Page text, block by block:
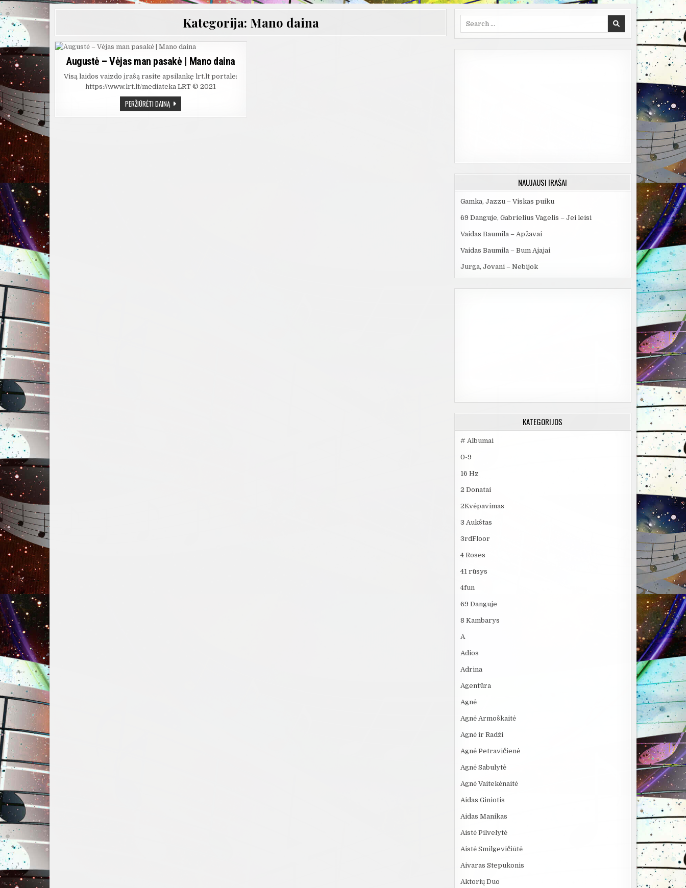
Kategorija: Mano daina
Augustė – Vėjas man pasakė | Mano daina
Visą laidos vaizdo įrašą rasite apsilankę lrt.lt portale:
https://www.lrt.lt/mediateka LRT © 2021
PERŽIŪRĖTI DAINĄAUGUSTĖ
–
VĖJAS
NAUJAUSI ĮRAŠAI
Gamka, Jazzu – Viskas puiku
69 Danguje, Gabrielius Vagelis – Jei leisi
Vaidas Baumila – Apžavai
Vaidas Baumila – Bum Ajajai
Jurga, Jovani – Nebijok
KATEGORIJOS
# Albumai
0-9
16 Hz
2 Donatai
2Kvėpavimas
3 Aukštas
3rdFloor
4 Roses
41 rūsys
4fun
69 Danguje
8 Kambarys
A
Adios
Adrina
Agentūra
Agnė
Agnė Armoškaitė
Agnė ir Radži
Agnė Petravičienė
Agnė Sabulytė
Agnė Vaitekėnaitė
Aidas Giniotis
Aidas Manikas
Aistė Pilvelytė
Aistė Smilgevičiūtė
Aivaras Stepukonis
Aktorių Duo